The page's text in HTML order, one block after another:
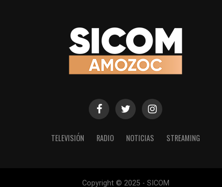
TELEVISIÓN RADIO NOTICIAS STREAMING
Copyright © 2025 - SICOM